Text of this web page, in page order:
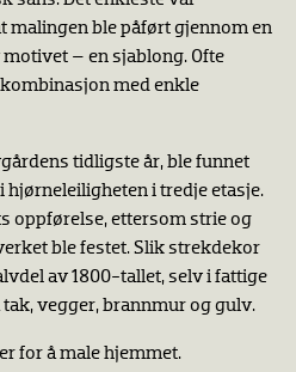
malingen ble påført gjennom en
– en sjablong. Ofte
med enkle
tidligste år, ble funnet
i tredje etasje.
oppførelse, ettersom strie og
ble festet. Slik strekdekor
av 1800-tallet, selv i fattige
vegger, brannmur og gulv.
for å male hjemmet.